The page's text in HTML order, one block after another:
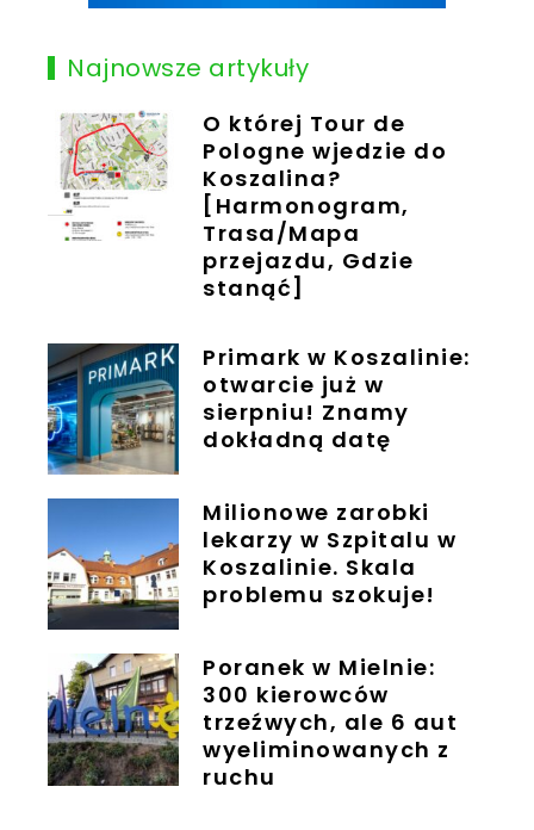
Najnowsze artykuły
O której Tour de
Pologne wjedzie do
Koszalina?
[Harmonogram,
Trasa/Mapa
przejazdu, Gdzie
stanąć]
Primark w Koszalinie:
otwarcie już w
sierpniu! Znamy
dokładną datę
Milionowe zarobki
lekarzy w Szpitalu w
Koszalinie. Skala
problemu szokuje!
Poranek w Mielnie:
300 kierowców
trzeźwych, ale 6 aut
wyeliminowanych z
ruchu